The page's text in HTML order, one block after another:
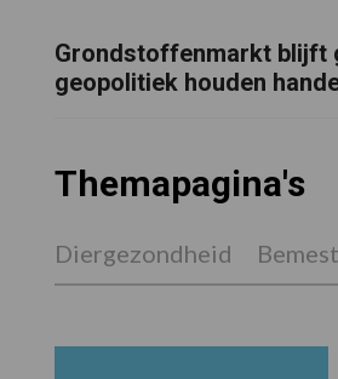
Grondstoffenmarkt blijft
geopolitiek houden
Themapagina's
Diergezondheid